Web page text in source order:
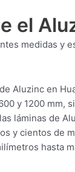
el
medidas y
Aluzinc en
y 1200 mm,
láminas de
y cientos de
hasta